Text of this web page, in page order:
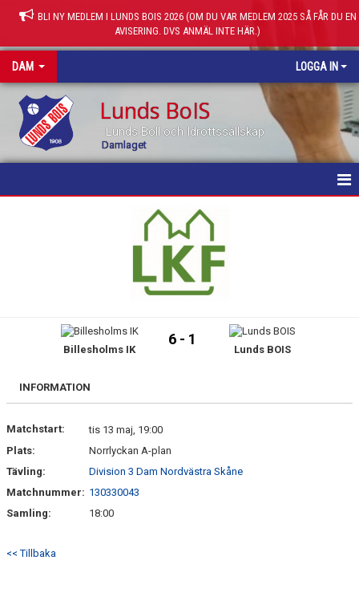
BLI NY MEDLEM I LUNDS BOIS 2026 (OM DU VAR MEDLEM 2025 SÅ FÅR DU EN
AVISERING. DVS ANMÄL INTE HÄR.)
DAM LOGGA IN
Lunds BoIS
Lunds Boll och Idrottssällskap
Damlaget
BILDGALLERI
KONTAKT
Billesholms IK
6 - 1
Lunds BOIS
INFORMATION
Matchstart:
tis 13 maj, 19:00
Plats:
Norrlyckan A-plan
Tävling:
Division 3 Dam Nordvästra Skåne
Matchnummer: 130330043
Samling:
18:00
<< Tillbaka